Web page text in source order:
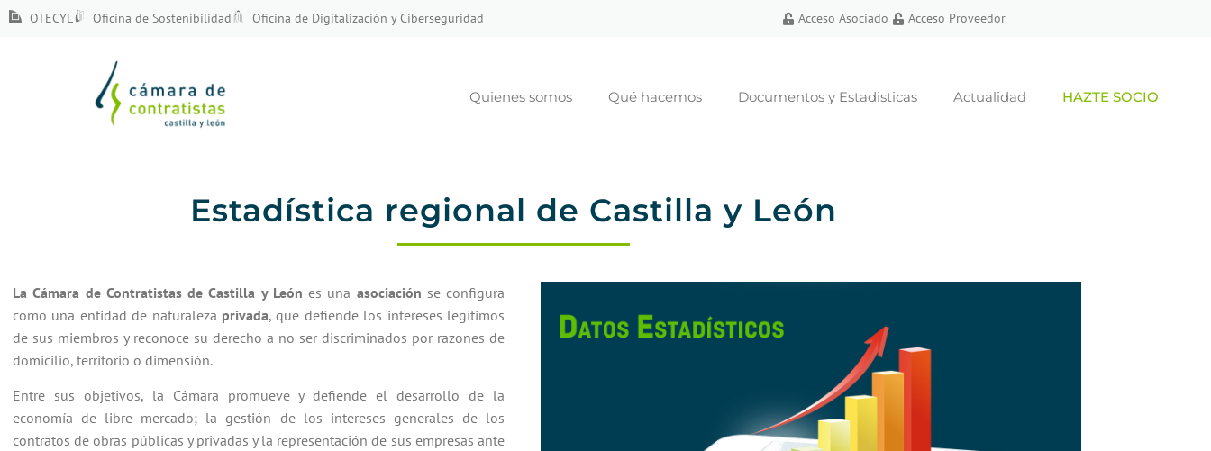
OTECYL Oficina de Sostenibilidad Oficina de Digitalización y Ciberseguridad Acceso Asociado Acceso Proveedor
Quienes somos Qué hacemos Documentos y Estadisticas Actualidad HAZTE SOCIO
Estadística regional de Castilla y León
La Cámara de Contratistas de Castilla y León es una asociación se configura
como una entidad de naturaleza privada, que defiende los intereses legítimos
de sus miembros y reconoce su derecho a no ser discriminados por razones de
domicilio, territorio o dimensión.
Entre sus objetivos, la Cámara promueve y defiende el desarrollo de la
economía de libre mercado; la gestión de los intereses generales de los
contratos de obras públicas y privadas y la representación de sus empresas ante